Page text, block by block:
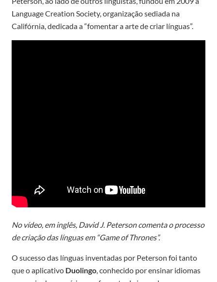
Language Creation Society, organização sediada na
Califórnia, dedicada a “fomentar a arte de criar línguas”.
No vídeo, em inglês, David J. Peterson comenta o processo
de criação das línguas em “Game of Thrones”.
O sucesso das línguas inventadas por Peterson foi tanto
que o aplicativo Duolingo, conhecido por ensinar idiomas